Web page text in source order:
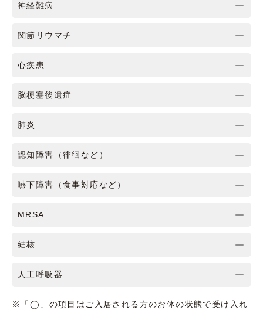
神経難病
関節リウマチ
心疾患
脳梗塞後遺症
肺炎
認知障害（徘徊など）
嚥下障害（食事対応など）
MRSA
結核
人工呼吸器
※「◯」の項目はご入居される方のお体の状態で受け入れ